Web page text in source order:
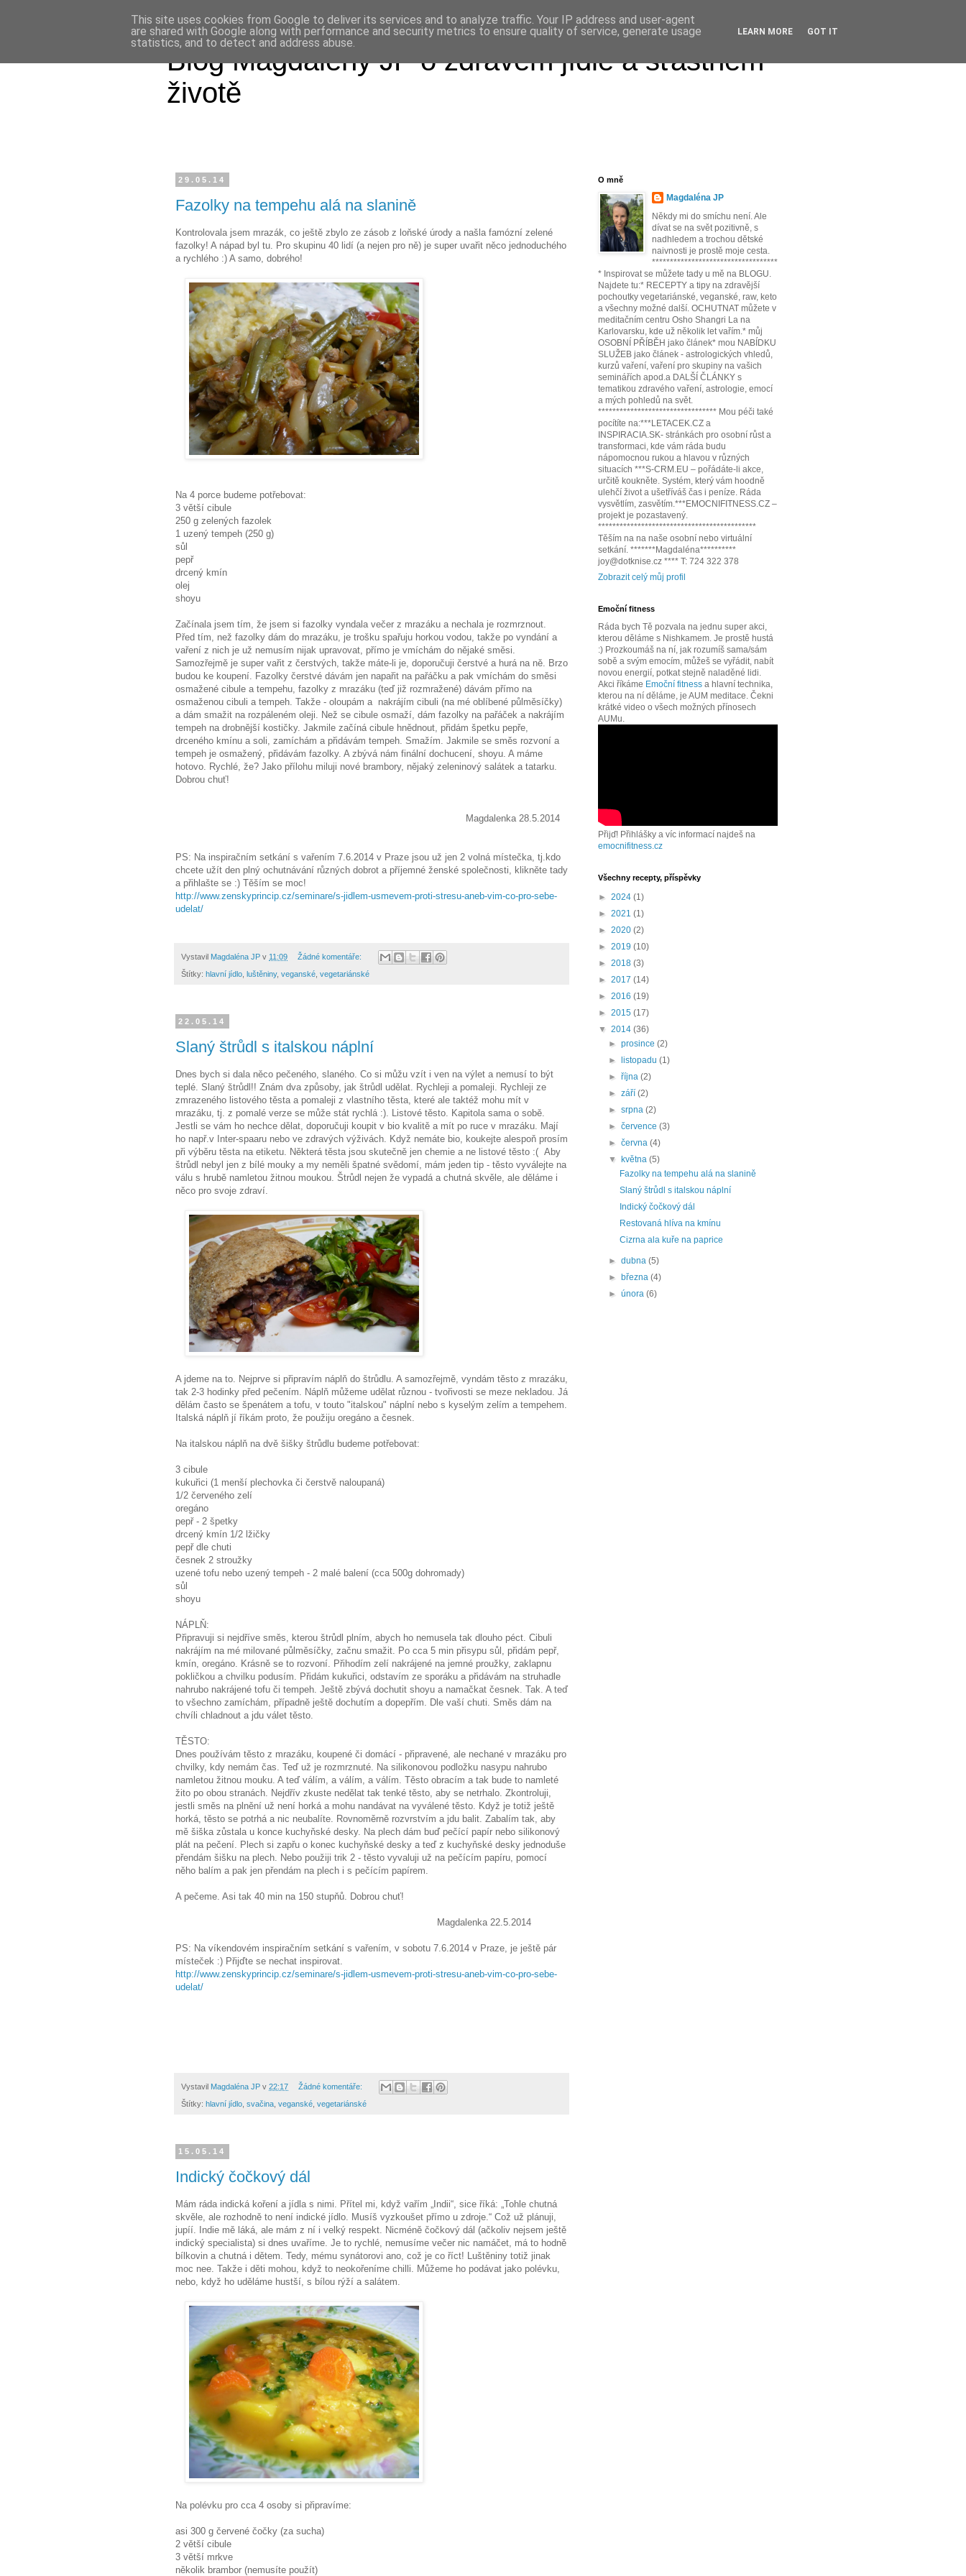
Blog Magdalény JP o zdravém jídle a šťastném
životě
29.05.14
Fazolky na tempehu alá na slanině
Kontrolovala jsem mrazák, co ještě zbylo ze zásob z loňské úrody a našla famózní zelené
fazolky! A nápad byl tu. Pro skupinu 40 lidí (a nejen pro ně) je super uvařit něco jednoduchého
a rychlého :) A samo, dobrého!
Na 4 porce budeme potřebovat:
3 větší cibule
250 g zelených fazolek
1 uzený tempeh (250 g)
sůl
pepř
drcený kmín
olej
shoyu
Začínala jsem tím, že jsem si fazolky vyndala večer z mrazáku a nechala je rozmrznout.
Před tím, než fazolky dám do mrazáku, je trošku spařuju horkou vodou, takže po vyndání a
vaření z nich je už nemusím nijak upravovat, přímo je vmíchám do nějaké směsi.
Samozřejmě je super vařit z čerstvých, takže máte-li je, doporučuji čerstvé a hurá na ně. Brzo
budou ke koupení. Fazolky čerstvé dávám jen napařit na pařáčku a pak vmíchám do směsi
osmažené cibule a tempehu, fazolky z mrazáku (teď již rozmražené) dávám přímo na
osmaženou cibuli a tempeh. Takže - oloupám a nakrájím cibuli (na mé oblíbené půlměsíčky)
a dám smažit na rozpáleném oleji. Než se cibule osmaží, dám fazolky na pařáček a nakrájím
tempeh na drobnější kostičky. Jakmile začíná cibule hnědnout, přidám špetku pepře,
drceného kmínu a soli, zamíchám a přidávám tempeh. Smažím. Jakmile se směs rozvoní a
tempeh je osmažený, přidávám fazolky. A zbývá nám finální dochucení, shoyu. A máme
hotovo. Rychlé, že? Jako přílohu miluji nové brambory, nějaký zeleninový salátek a tatarku.
Dobrou chuť!
Magdalenka 28.5.2014
PS: Na inspiračním setkání s vařením 7.6.2014 v Praze jsou už jen 2 volná místečka, tj.kdo
chcete užít den plný ochutnávání různých dobrot a příjemné ženské společnosti, klikněte tady
a přihlašte se :) Těším se moc!
http://www.zenskyprincip.cz/seminare/s-jidlem-usmevem-proti-stresu-aneb-vim-co-pro-sebe-
udelat/
Vystavil Magdaléna JP v 11:09 Žádné komentáře:
Štítky: hlavní jídlo luštěniny, veganské vegetariánské
22.05.14
Slaný štrůdl s italskou náplní
Dnes bych si dala něco pečeného, slaného. Co si můžu vzít i ven na výlet a nemusí to být
teplé. Slaný štrůdl!! Znám dva způsoby, jak štrůdl udělat. Rychleji a pomaleji. Rychleji ze
zmrazeného listového těsta a pomaleji z vlastního těsta, které ale taktéž mohu mít v
mrazáku, tj. z pomalé verze se může stát rychlá :). Listové těsto. Kapitola sama o sobě.
Jestli se vám ho nechce dělat, doporučuji koupit v bio kvalitě a mít po ruce v mrazáku. Mají
ho např.v Inter-spaaru nebo ve zdravých výživách. Když nemáte bio, koukejte alespoň prosím
při výběru těsta na etiketu. Některá těsta jsou skutečně jen chemie a ne listové těsto :( Aby
štrůdl nebyl jen z bílé mouky a my neměli špatné svědomí, mám jeden tip - těsto vyválejte na
válu s hrubě namletou žitnou moukou. Štrůdl nejen že vypadá a chutná skvěle, ale děláme i
něco pro svoje zdraví.
A jdeme na to. Nejprve si připravím náplň do štrůdlu. A samozřejmě, vyndám těsto z mrazáku,
tak 2-3 hodinky před pečením. Náplň můžeme udělat různou - tvořivosti se meze nekladou. Já
dělám často se špenátem a tofu, v touto "italskou" náplní nebo s kyselým zelím a tempehem.
Italská náplň jí říkám proto, že použiju oregáno a česnek.
Na italskou náplň na dvě šišky štrůdlu budeme potřebovat:
3 cibule
kukuřici (1 menší plechovka či čerstvě naloupaná)
1/2 červeného zelí
oregáno
pepř - 2 špetky
drcený kmín 1/2 lžičky
pepř dle chuti
česnek 2 stroužky
uzené tofu nebo uzený tempeh - 2 malé balení (cca 500g dohromady)
sůl
shoyu
NÁPLŇ:
Připravuji si nejdříve směs, kterou štrůdl plním, abych ho nemusela tak dlouho péct. Cibuli
nakrájím na mé milované půlměsíčky, začnu smažit. Po cca 5 min přisypu sůl, přidám pepř,
kmín, oregáno. Krásně se to rozvoní. Přihodím zelí nakrájené na jemné proužky, zaklapnu
pokličkou a chvilku podusím. Přidám kukuřici, odstavím ze sporáku a přidávám na struhadle
nahrubo nakrájené tofu či tempeh. Ještě zbývá dochutit shoyu a namačkat česnek. Tak. A teď
to všechno zamíchám, případně ještě dochutím a dopepřím. Dle vaší chuti. Směs dám na
chvíli chladnout a jdu válet těsto.
TĚSTO:
Dnes používám těsto z mrazáku, koupené či domácí - připravené, ale nechané v mrazáku pro
chvilky, kdy nemám čas. Teď už je rozmrznuté. Na silikonovou podložku nasypu nahrubo
namletou žitnou mouku. A teď válím, a válím, a válím. Těsto obracím a tak bude to namleté
žito po obou stranách. Nejdřív zkuste nedělat tak tenké těsto, aby se netrhalo. Zkontroluji,
jestli směs na plnění už není horká a mohu nandávat na vyválené těsto. Když je totiž ještě
horká, těsto se potrhá a nic neubalíte. Rovnoměrně rozvrstvím a jdu balit. Zabalím tak, aby
mě šiška zůstala u konce kuchyňské desky. Na plech dám buď pečící papír nebo silikonový
plát na pečení. Plech si zapřu o konec kuchyňské desky a teď z kuchyňské desky jednoduše
přendám šišku na plech. Nebo použiji trik 2 - těsto vyvaluji už na pečícím papíru, pomocí
něho balím a pak jen přendám na plech i s pečícím papírem.
A pečeme. Asi tak 40 min na 150 stupňů. Dobrou chuť!
Magdalenka 22.5.2014
PS: Na víkendovém inspiračním setkání s vařením, v sobotu 7.6.2014 v Praze, je ještě pár
místeček :) Přijďte se nechat inspirovat.
http://www.zenskyprincip.cz/seminare/s-jidlem-usmevem-proti-stresu-aneb-vim-co-pro-sebe-
udelat/
Vystavil Magdaléna JP v 22:17 Žádné komentáře:
Štítky: hlavní jídlo svačina veganské vegetariánské
15.05.14
Indický čočkový dál
Mám ráda indická koření a jídla s nimi. Přítel mi, když vařím „Indii“, sice říká: „Tohle chutná
skvěle, ale rozhodně to není indické jídlo. Musíš vyzkoušet přímo u zdroje.“ Což už plánuji,
jupíí. Indie mě láká, ale mám z ní i velký respekt. Nicméně čočkový dál (ačkoliv nejsem ještě
indický specialista) si dnes uvaříme. Je to rychlé, nemusíme večer nic namáčet, má to hodně
bílkovin a chutná i dětem. Tedy, mému synátorovi ano, což je co říct! Luštěniny totiž jinak
moc nee. Takže i děti mohou, když to neokořeníme chilli. Můžeme ho podávat jako polévku,
nebo, když ho uděláme hustší, s bílou rýží a salátem.
Na polévku pro cca 4 osoby si připravíme:
asi 300 g červené čočky (za sucha)
2 větší cibule
3 větší mrkve
několik brambor (nemusíte použít)
O mně
Magdaléna JP
Někdy mi do smíchu není. Ale
dívat se na svět pozitivně, s
nadhledem a trochou dětské
naivnosti je prostě moje cesta.
***********************************
* Inspirovat se můžete tady u mě na BLOGU.
Najdete tu:* RECEPTY a tipy na zdravější
pochoutky vegetariánské, veganské, raw, keto
a všechny možné další. OCHUTNAT můžete v
meditačním centru Osho Shangri La na
Karlovarsku, kde už několik let vařím.* můj
OSOBNÍ PŘÍBĚH jako článek* mou NABÍDKU
SLUŽEB jako článek - astrologických vhledů,
kurzů vaření, vaření pro skupiny na vašich
seminářích apod.a DALŠÍ ČLÁNKY s
tematikou zdravého vaření, astrologie, emocí
a mých pohledů na svět.
********************************* Mou péči také
pocítíte na:***LETACEK.CZ a
INSPIRACIA.SK- stránkách pro osobní růst a
transformaci, kde vám ráda budu
nápomocnou rukou a hlavou v různých
situacích ***S-CRM.EU – pořádáte-li akce,
určitě koukněte. Systém, který vám hoodně
ulehčí život a ušetříváš čas i peníze. Ráda
vysvětlím, zasvětím.***EMOCNIFITNESS.CZ –
projekt je pozastavený.
********************************************
Těším na na naše osobní nebo virtuální
setkání. *******Magdaléna**********
joy@dotknise.cz **** T: 724 322 378
Zobrazit celý můj profil
Emoční fitness
Ráda bych Tě pozvala na jednu super akci,
kterou děláme s Nishkamem. Je prostě hustá
:) Prozkoumáš na ní, jak rozumíš sama/sám
sobě a svým emocím, můžeš se vyřádit, nabít
novou energií, potkat stejně naladěné lidi.
Akci říkáme Emoční fitness a hlavní technika,
kterou na ní děláme, je AUM meditace. Čekni
krátké video o všech možných přínosech
AUMu.
Přijď! Přihlášky a víc informací najdeš na
emocnifitness.cz
Všechny recepty, příspěvky
► 2024 (1)
► 2021 (1)
► 2020 (2)
► 2019 (10)
► 2018 (3)
► 2017 (14)
► 2016 (19)
► 2015 (17)
▼ 2014 (36)
►prosince(2)
►
listopadu(1)
►října(2)
►září(2)
►srpna(2)
►července(3)
►června(4)
▼
května(5)
Fazolky na tempehu alá na slanině
Slaný štrůdl s italskou náplní
Indický čočkový dál
Restovaná hlíva na kmínu
Cizrna ala kuře na paprice
►dubna(5)
► března(4)
►února(6)
This site uses cookies from Google to deliver its services and to analyze traffic. Your IP address and user-agent
are shared with Google along with performance and security metrics to ensure quality of service, generate usage
statistics, and to detect and address abuse.
LEARN MORE GOT IT